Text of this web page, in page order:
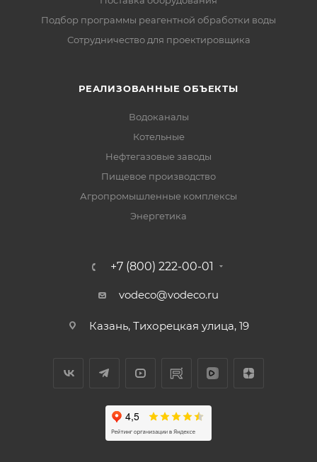
Подбор программы реагентной обработки воды
Сотрудничество для проектировщика
РЕАЛИЗОВАННЫЕ ОБЪЕКТЫ
Водоканалы
Котельные
Нефтегазовые заводы
Пищевое производство
Агропромышленные комплексы
Энергетика
+7 (800) 222-00-01
vodeco@vodeco.ru
Казань, Тихорецкая улица, 19